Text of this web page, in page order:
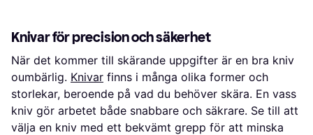
Knivar för precision och säkerhet
När det kommer till skärande uppgifter är en bra kniv
oumbärlig. Knivar finns i många olika former och
storlekar, beroende på vad du behöver skära. En vass
kniv gör arbetet både snabbare och säkrare. Se till att
välja en kniv med ett bekvämt grepp för att minska